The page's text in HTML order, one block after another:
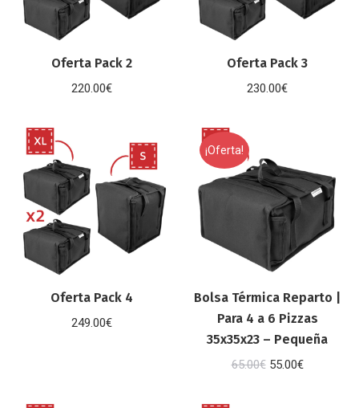
Oferta Pack 2
220.00€
Oferta Pack 3
230.00€
Oferta Pack 4
249.00€
¡Oferta!
Bolsa Térmica Reparto |
Para 4 a 6 Pizzas
35x35x23 – Pequeña
65.00€ El
55.00€El